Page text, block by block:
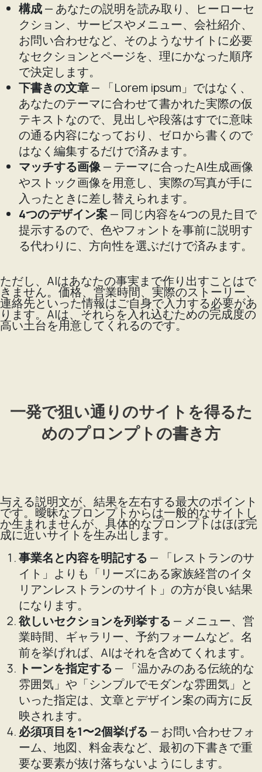
構成— あなたの説明を読み取り、ヒーローセ
クション、サービスやメニュー、会社紹介、
お問い合わせなど、そのようなサイトに必要
なセクションとページを、理にかなった順序
で決定します。
下書きの文章— 「Lorem ipsum」ではなく、
あなたのテーマに合わせて書かれた実際の仮
テキストなので、見出しや段落はすでに意味
の通る内容になっており、ゼロから書くので
はなく編集するだけで済みます。
マッチする画像— テーマに合ったAI生成画像
やストック画像を用意し、実際の写真が手に
入ったときに差し替えられます。
4つのデザイン案— 同じ内容を4つの見た目で
提示するので、色やフォントを事前に説明す
る代わりに、方向性を選ぶだけで済みます。
ただし、AIはあなたの事実まで作り出すことはで
きません。価格、営業時間、実際のストーリー、
連絡先といった情報はご自身で入力する必要があ
ります。AIは、それらを入れ込むための完成度の
高い土台を用意してくれるのです。
一発で狙い通りのサイトを得るた
めのプロンプトの書き方
与える説明文が、結果を左右する最大のポイント
です。曖昧なプロンプトからは一般的なサイトし
か生まれませんが、具体的なプロンプトはほぼ完
成に近いサイトを生み出します。
事業名と内容を明記する — 「レストランのサ
イト」よりも「リーズにある家族経営のイタ
リアンレストランのサイト」の方が良い結果
になります。
欲しいセクションを列挙する — メニュー、営
業時間、ギャラリー、予約フォームなど。名
前を挙げれば、AIはそれを含めてくれます。
トーンを指定する — 「温かみのある伝統的な
雰囲気」や「シンプルでモダンな雰囲気」と
いった指定は、文章とデザイン案の両方に反
映されます。
必須項目を1〜2個挙げる — お問い合わせフォ
ーム、地図、料金表など、最初の下書きで重
要な要素が抜け落ちないようにします。